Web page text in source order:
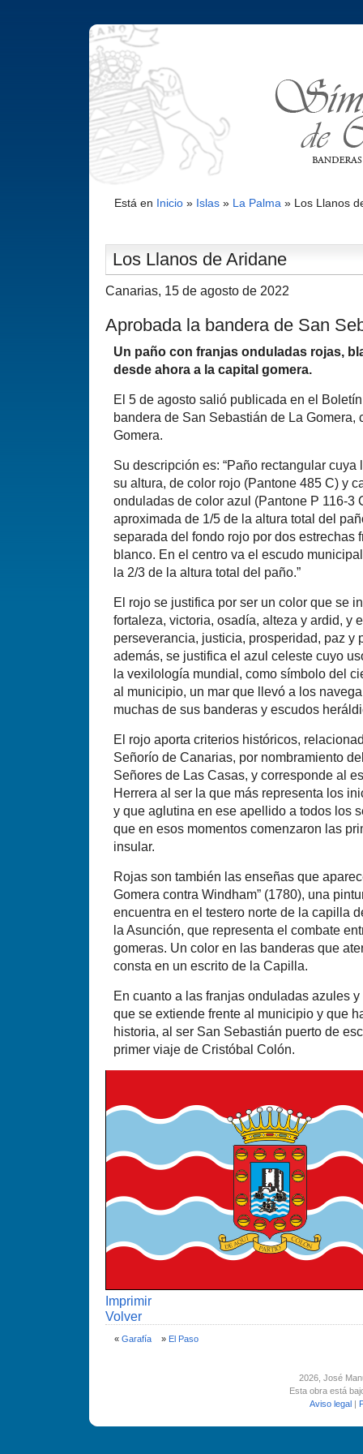
Está en Inicio» Islas» La Palma » Los Llanos
Los Llanos de Aridane
Canarias, 15 de agosto de 2022
Aprobada la bandera de San
Un paño con franjas onduladas rojas,
desde ahora a la capital gomera.
El 5 de agosto salió publicada en el
bandera de San Sebastián de La Gomera,
Gomera.
Su descripción es: “Paño rectangular
su altura, de color rojo (Pantone 485 C) y
onduladas de color azul (Pantone P 116-3
aproximada de 1/5 de la altura total del
separada del fondo rojo por dos estrechas
blanco. En el centro va el escudo
la 2/3 de la altura total del paño.”
El rojo se justifica por ser un color que se
fortaleza, victoria, osadía, alteza y ardid, y
perseverancia, justicia, prosperidad, paz y
además, se justifica el azul celeste cuyo
la vexilología mundial, como símbolo del
al municipio, un mar que llevó a los
muchas de sus banderas y escudos
El rojo aporta criterios históricos,
Señorío de Canarias, por nombramiento
Señores de Las Casas, y corresponde al
Herrera al ser la que más representa los
y que aglutina en ese apellido a todos los
que en esos momentos comenzaron las
insular.
Rojas son también las enseñas que
Gomera contra Windham” (1780), una
encuentra en el testero norte de la capilla
la Asunción, que representa el combate
gomeras. Un color en las banderas que
consta en un escrito de la Capilla.
En cuanto a las franjas onduladas azules
que se extiende frente al municipio y que
historia, al ser San Sebastián puerto de
primer viaje de Cristóbal Colón.
Imprimir
Volver
« Garafí­a» El Paso
2026, José
Esta obra está
Aviso legal |